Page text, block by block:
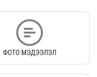
ФОТО МЭДЭЭЛЭЛ